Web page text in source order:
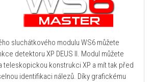
sluchátkového modulu WS6 můžete
detektoru XP DEUS II. Modul můžete
teleskopickou konstrukci XP a mít tak před
identifikaci nálezů. Díky grafickému